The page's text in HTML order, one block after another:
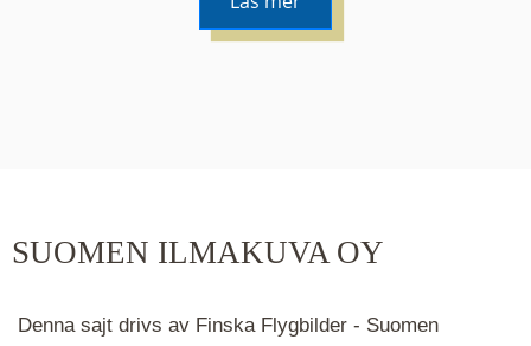
hålla ned ctrl-tangenten och scrolla.
SUOMEN ILMAKUVA OY
Denna sajt drivs av Finska Flygbilder - Suomen